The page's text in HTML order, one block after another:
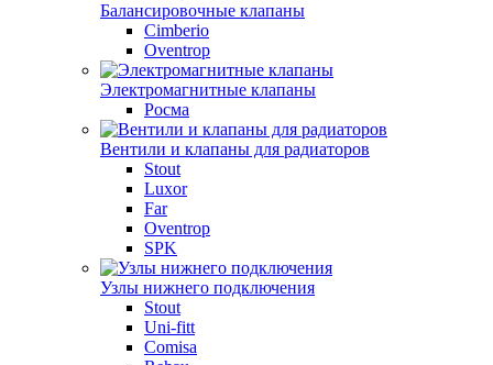
Балансировочные клапаны
Cimberio
Oventrop
Электромагнитные клапаны
Росма
Вентили и клапаны для радиаторов
Stout
Luxor
Far
Oventrop
SPK
Узлы нижнего подключения
Stout
Uni-fitt
Comisa